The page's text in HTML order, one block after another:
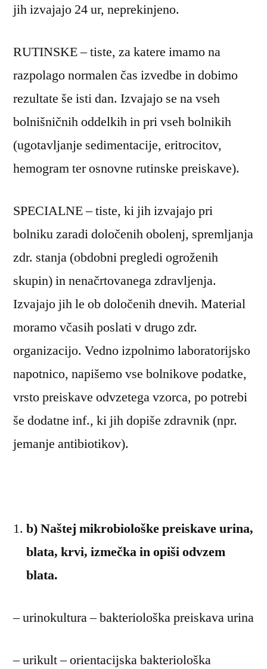
jih izvajajo 24 ur, neprekinjeno.
RUTINSKE – tiste, za katere imamo na
razpolago normalen čas izvedbe in dobimo
rezultate še isti dan. Izvajajo se na vseh
bolnišničnih oddelkih in pri vseh bolnikih
(ugotavljanje sedimentacije, eritrocitov,
hemogram ter osnovne rutinske preiskave).
SPECIALNE – tiste, ki jih izvajajo pri
bolniku zaradi določenih obolenj, spremljanja
zdr. stanja (obdobni pregledi ogroženih
skupin) in nenačrtovanega zdravljenja.
Izvajajo jih le ob določenih dnevih. Material
moramo včasih poslati v drugo zdr.
organizacijo. Vedno izpolnimo laboratorijsko
napotnico, napišemo vse bolnikove podatke,
vrsto preiskave odvzetega vzorca, po potrebi
še dodatne inf., ki jih dopiše zdravnik (npr.
jemanje antibiotikov).
b) Naštej mikrobiološke preiskave urina,
blata, krvi, izmečka in opiši odvzem
blata.
– urinokultura – bakteriološka preiskava urina
– urikult – orientacijska bakteriološka